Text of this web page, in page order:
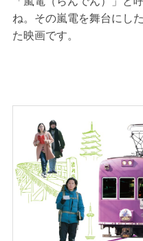
ね。その嵐電を舞台にし
た映画です。